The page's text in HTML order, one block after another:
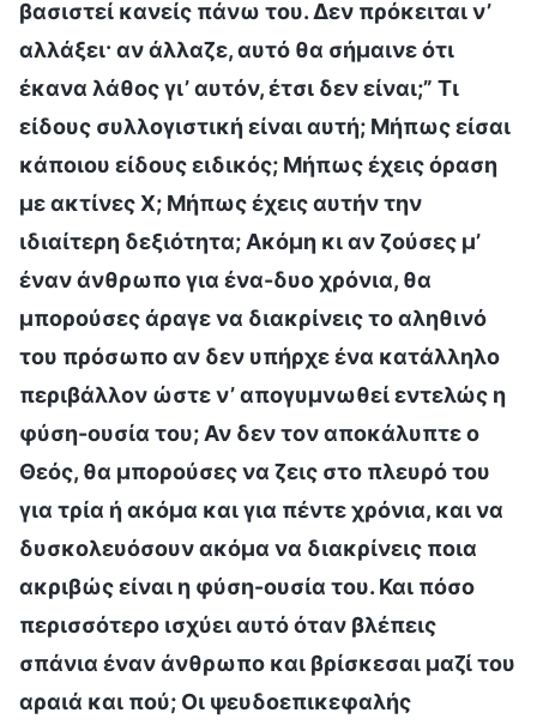
βασιστεί κανείς πάνω του. Δεν πρόκειται ν’
αλλάξει· αν άλλαζε, αυτό θα σήμαινε ότι
έκανα λάθος γι’ αυτόν, έτσι δεν είναι;” Τι
είδους συλλογιστική είναι αυτή; Μήπως είσαι
κάποιου είδους ειδικός; Μήπως έχεις όραση
με ακτίνες Χ; Μήπως έχεις αυτήν την
ιδιαίτερη δεξιότητα; Ακόμη κι αν ζούσες μ’
έναν άνθρωπο για ένα-δυο χρόνια, θα
μπορούσες άραγε να διακρίνεις το αληθινό
του πρόσωπο αν δεν υπήρχε ένα κατάλληλο
περιβάλλον ώστε ν’ απογυμνωθεί εντελώς η
φύση-ουσία του; Αν δεν τον αποκάλυπτε ο
Θεός, θα μπορούσες να ζεις στο πλευρό του
για τρία ή ακόμα και για πέντε χρόνια, και να
δυσκολευόσουν ακόμα να διακρίνεις ποια
ακριβώς είναι η φύση-ουσία του. Και πόσο
περισσότερο ισχύει αυτό όταν βλέπεις
σπάνια έναν άνθρωπο και βρίσκεσαι μαζί του
αραιά και πού; Οι ψευδοεπικεφαλής